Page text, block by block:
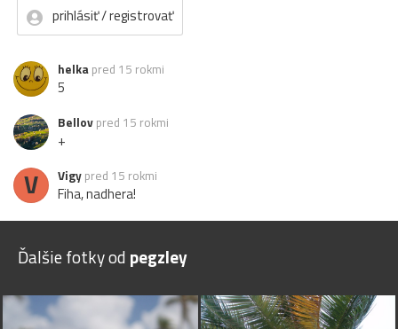
prihlásiť / registrovať
helka pred 15 rokmi
5
Bellov pred 15 rokmi
+
V Vigy pred 15 rokmi
Fiha, nadhera!
Ďalšie fotky od pegzley